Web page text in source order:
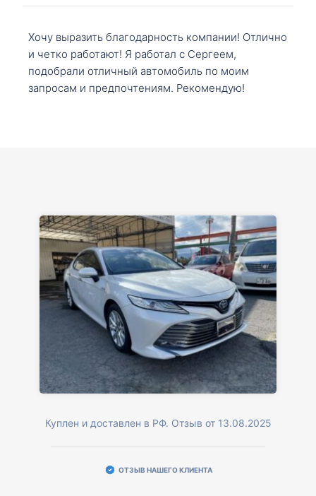
Хочу выразить благодарность компании! Отлично
и четко работают! Я работал с Сергеем,
подобрали отличный автомобиль по моим
запросам и предпочтениям. Рекомендую!
Куплен и доставлен в РФ. Отзыв от 13.08.2025
ОТЗЫВ НАШЕГО КЛИЕНТА